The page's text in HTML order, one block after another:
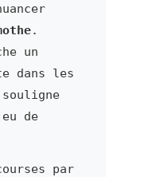
.
un
dans les
de
par